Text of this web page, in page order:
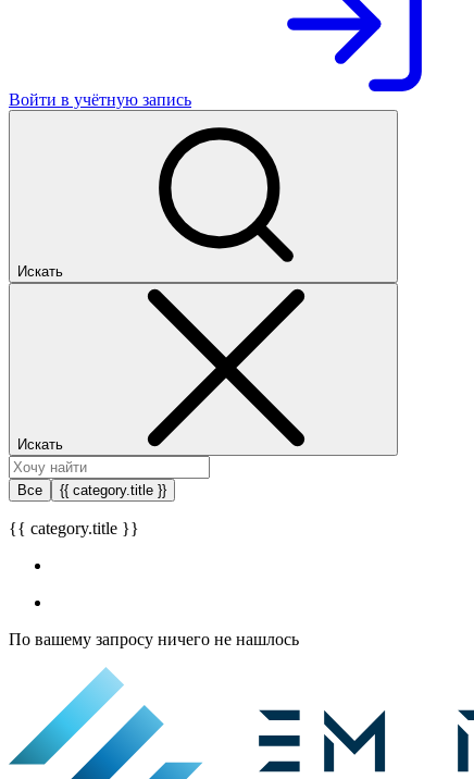
Войти в учётную запись
Искать
Искать
Все {{ category.title }}
{{ category.title }}
По вашему запросу ничего не нашлось